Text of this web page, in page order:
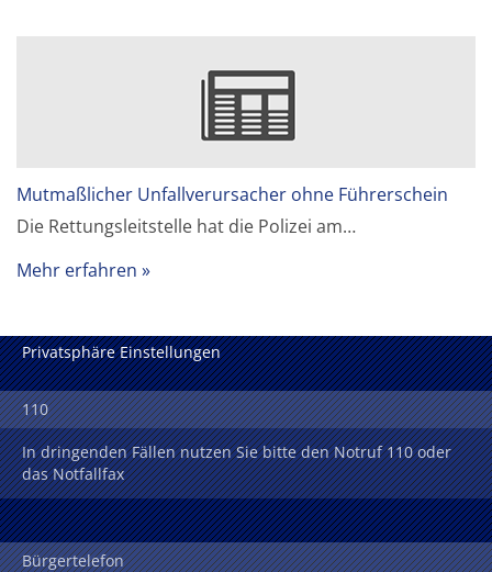
Mutmaßlicher Unfallverursacher ohne Führerschein
Die Rettungsleitstelle hat die Polizei am…
Mehr erfahren
Privatsphäre Einstellungen
110
In dringenden Fällen nutzen Sie bitte den Notruf 110 oder
das Notfallfax
Bürgertelefon